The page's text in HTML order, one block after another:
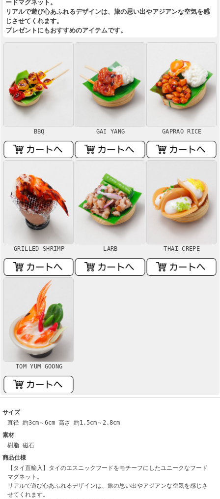
ードマグネット。
リアルで遊び心あふれるデザインは、旅の思い出やアジアンな空気を感
じさせてくれます。
プレゼントにもおすすめのアイテムです。
BBQ GAI YANG GAPRAO RICE
GRILLED SHRIMP LARB THAI CREPE
TOM YUM GOONG
サイズ
直径 約3cm～6cm 高さ 約1.5cm～2.8cm
素材
樹脂 磁石
商品仕様
【タイ直輸入】タイのエスニックフードをモチーフにしたユニークなフード
マグネット。
リアルで遊び心あふれるデザインは、旅の思い出やアジアンな空気を感じさ
せてくれます。